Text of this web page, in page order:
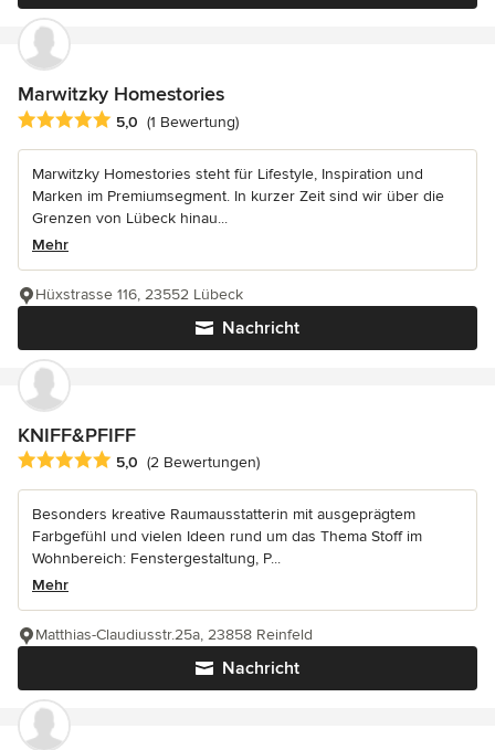
Marwitzky Homestories
Durchschnittliche Bewertung: 5 von 5 Sternen
5,0 (1 Bewertung)
Marwitzky Homestories steht für Lifestyle, Inspiration und
Marken im Premiumsegment. In kurzer Zeit sind wir über die
Grenzen von Lübeck hinau...
Mehr
Nachricht
Hüxstrasse 116, 23552 Lübeck
KNIFF&PFIFF
Durchschnittliche Bewertung: 5 von 5 Sternen
5,0 (2 Bewertungen)
Besonders kreative Raumausstatterin mit ausgeprägtem
Farbgefühl und vielen Ideen rund um das Thema Stoff im
Wohnbereich: Fenstergestaltung, P...
Mehr
Nachricht
Matthias-Claudiusstr.25a, 23858 Reinfeld